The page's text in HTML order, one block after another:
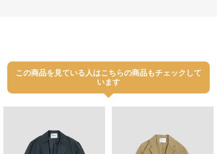
この商品を見ている人はこちらの商品もチェックして
います